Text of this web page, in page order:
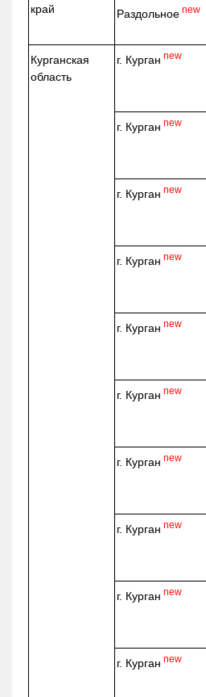
край
Раздольное new
Курганская
область
г. Курган new
г. Курган new
г. Курган new
г. Курган new
г. Курган new
г. Курган new
г. Курган new
г. Курган new
г. Курган new
г. Курган new